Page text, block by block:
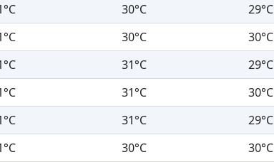
30°C
29°C
30°C
30°C
31°C
29°C
31°C
30°C
31°C
29°C
30°C 30°C